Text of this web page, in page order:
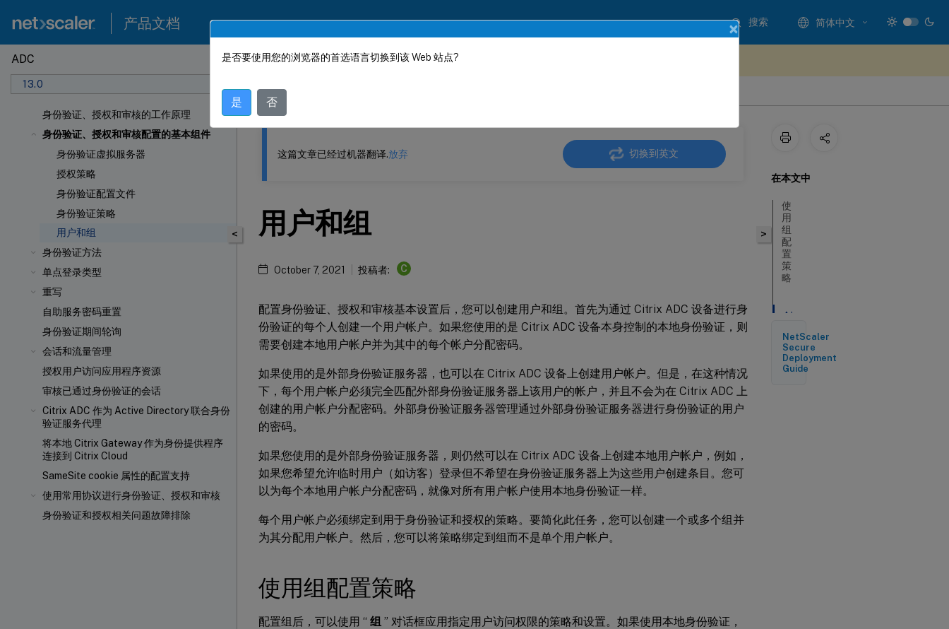
产品文档 搜索 简体中文
ADC
13.0
身份验证、授权和审核的工作原理
身份验证、授权和审核配置的基本组件
身份验证虚拟服务器
授权策略
身份验证配置文件
身份验证策略
用户和组
身份验证方法
单点登录类型
重写
自助服务密码重置
身份验证期间轮询
会话和流量管理
授权用户访问应用程序资源
审核已通过身份验证的会话
Citrix ADC 作为 Active Directory 联合身份
验证服务代理
将本地 Citrix Gateway 作为身份提供程序
连接到 Citrix Cloud
SameSite cookie 属性的配置支持
使用常用协议进行身份验证、授权和审核
身份验证和授权相关问题故障排除
此内容已经过机器动态翻译。
<
这篇文章已经过机器翻译.放弃 切换到英文
用户和组
October 7, 2021 投稿者: C
配置身份验证、授权和审核基本设置后，您可以创建用户和组。首先为通过 Citrix ADC 设备进行身
份验证的每个人创建一个用户帐户。如果您使用的是 Citrix ADC 设备本身控制的本地身份验证，则
需要创建本地用户帐户并为其中的每个帐户分配密码。
如果使用的是外部身份验证服务器，也可以在 Citrix ADC 设备上创建用户帐户。但是，在这种情况
下，每个用户帐户必须完全匹配外部身份验证服务器上该用户的帐户，并且不会为在 Citrix ADC 上
创建的用户帐户分配密码。外部身份验证服务器管理通过外部身份验证服务器进行身份验证的用户
的密码。
如果您使用的是外部身份验证服务器，则仍然可以在 Citrix ADC 设备上创建本地用户帐户，例如，
如果您希望允许临时用户（如访客）登录但不希望在身份验证服务器上为这些用户创建条目。您可
以为每个本地用户帐户分配密码，就像对所有用户帐户使用本地身份验证一样。
每个用户帐户必须绑定到用于身份验证和授权的策略。要简化此任务，您可以创建一个或多个组并
为其分配用户帐户。然后，您可以将策略绑定到组而不是单个用户帐户。
使用组配置策略
配置组后，可以使用 “ 组 ” 对话框应用指定用户访问权限的策略和设置。如果使用本地身份验证，
>
在本文中
使
用
组
配
置
策
略
创
用
户
和
NetScaler
Secure
Deployment
Guide
×
是否要使用您的浏览器的首选语言切换到该 Web 站点?
是 否